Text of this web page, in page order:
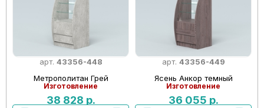
арт. 43356-448
Метрополитан Грей
Изготовление
38 828 р.
арт. 43356-449
Ясень Анкор темный
Изготовление
36 055 р.